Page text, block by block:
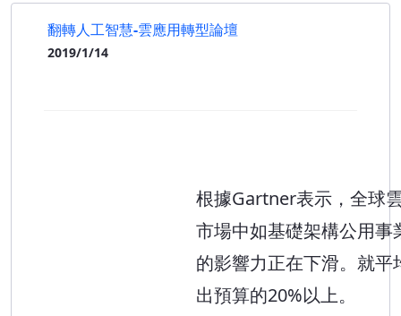
翻轉人工智慧-雲應用轉型論壇
2019/1/14
根據Gartner表示，全球
市場中如基礎架構公用
的影響力正在下滑。就
出預算的20%以上。